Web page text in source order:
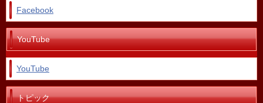
Facebook
YouTube
YouTube
トピック